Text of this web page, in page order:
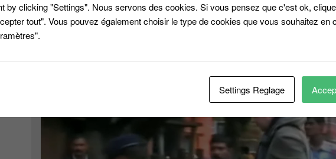
Capture d’écran du JT de Canal +
by clicking "Settings". Nous servons des cookies. Si vous pensez que c'est ok,
tout". Vous pouvez également choisir le type de cookies que vous souhaitez en
Settings Reglage